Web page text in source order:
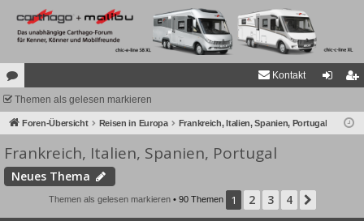
or
en
Kontakt
m ist
Themen als gelesen markieren
Foren-Übersicht Reisen in Europa Frankreich, Italien, Spanien, Portugal
Frankreich, Italien, Spanien, Portugal
Neues Thema
Themen als gelesen markieren• 90 Themen 1 2 3 4